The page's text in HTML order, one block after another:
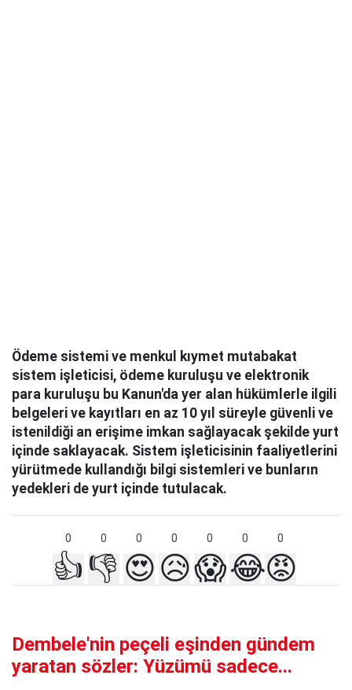
Ödeme sistemi ve menkul kıymet mutabakat
sistem işleticisi, ödeme kuruluşu ve elektronik
para kuruluşu bu Kanun'da yer alan hükümlerle ilgili
belgeleri ve kayıtları en az 10 yıl süreyle güvenli ve
istenildiği an erişime imkan sağlayacak şekilde yurt
içinde saklayacak. Sistem işleticisinin faaliyetlerini
yürütmede kullandığı bilgi sistemleri ve bunların
yedekleri de yurt içinde tutulacak.
0 0 0 0 0 0 0
👍 👎 😍😥😱😂😡
Dembele'nin peçeli eşinden gündem
yaratan sözler: Yüzümü sadece...